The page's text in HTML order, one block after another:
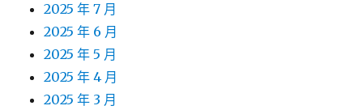
2025 年 7 月
2025 年 6 月
2025 年 5 月
2025 年 4 月
2025 年 3 月